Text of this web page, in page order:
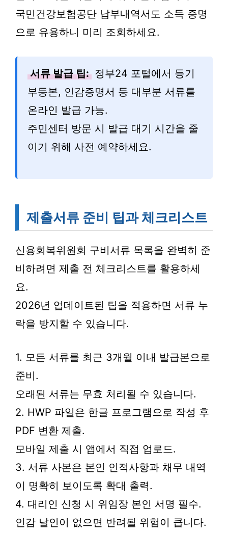
국민건강보험공단 납부내역서도 소득 증명
으로 유용하니 미리 조회하세요.
서류 발급 팁: 정부24 포털에서 등기
부등본, 인감증명서 등 대부분 서류를
온라인 발급 가능.
주민센터 방문 시 발급 대기 시간을 줄
이기 위해 사전 예약하세요.
제출서류 준비 팁과 체크리스트
신용회복위원회 구비서류 목록을 완벽히 준
비하려면 제출 전 체크리스트를 활용하세
요.
2026년 업데이트된 팁을 적용하면 서류 누
락을 방지할 수 있습니다.
1. 모든 서류를 최근 3개월 이내 발급본으로
준비.
오래된 서류는 무효 처리될 수 있습니다.
2. HWP 파일은 한글 프로그램으로 작성 후
PDF 변환 제출.
모바일 제출 시 앱에서 직접 업로드.
3. 서류 사본은 본인 인적사항과 채무 내역
이 명확히 보이도록 확대 출력.
4. 대리인 신청 시 위임장 본인 서명 필수.
인감 날인이 없으면 반려될 위험이 큽니다.